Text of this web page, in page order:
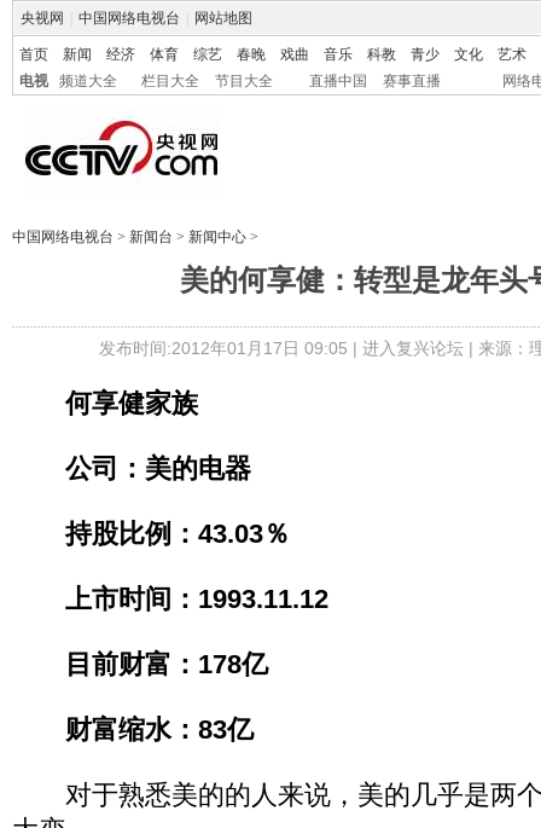
央视网 中国网络电视台 网站地图
首页 新闻 经济 体育 综艺 春晚 戏曲 音乐 科教 青少 文化
艺术
电视
频道大全 栏目大全 节目大全 直播中国 赛事直播 网络
中国网络电视台 > 新闻台 > 新闻中心 >
美的何享健：转型是龙年头
发布时间:2012年01月17日 09:05 | 进入复兴论坛| 来源：
何享健家族
公司：美的电器
持股比例：43.03％
上市时间：1993.11.12
目前财富：178亿
财富缩水：83亿
对于熟悉美的的人来说，美的几乎是两